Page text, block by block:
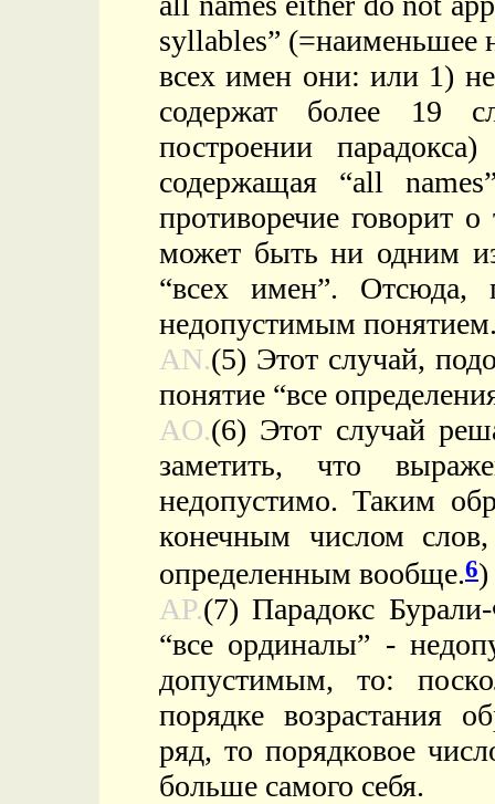
syllables” (=наименьшее
всех имен они: или 1)
содержат более 19
построении
содержащая “all
противоречие говорит
может быть ни одним
“всех имен”. Отсюда,
недопустимым
AN.(5) Этот случай,
понятие “все
AO.(6) Этот случай
заметить, что
недопустимо. Таким
конечным числом
определенным вообще.6)
AP.(7) Парадокс
“все ординалы” -
допустимым, то:
порядке возрастания
ряд, то порядковое
больше самого себя.